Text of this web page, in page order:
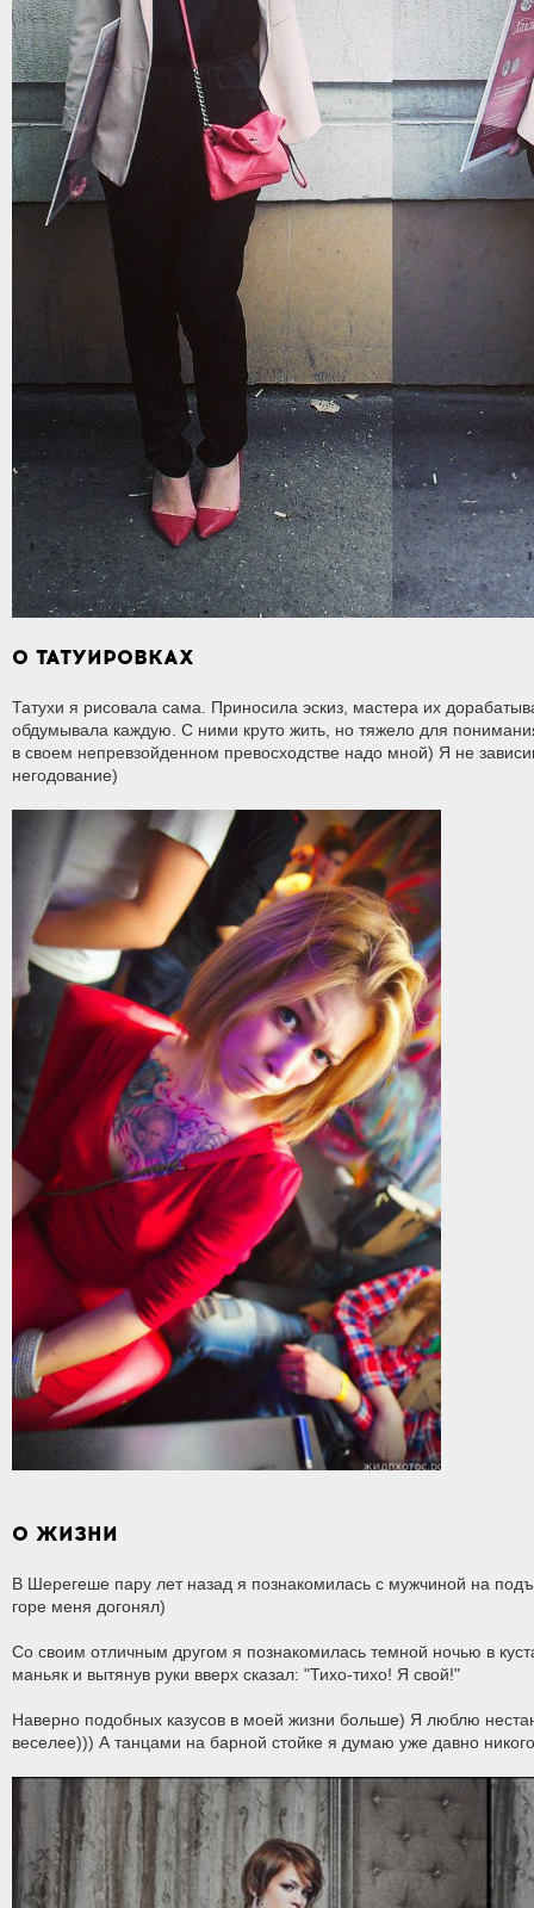
О ТАТУИРОВКАХ
Татухи я рисовала сама. Приносила эскиз, мастера их
обдумывала каждую. С ними круто жить, но тяжело для
в своем непревзойденном превосходстве надо мной) Я не
негодование)
О ЖИЗНИ
В Шерегеше пару лет назад я познакомилась с мужчиной на
горе меня догонял)
Со своим отличным другом я познакомилась темной ночью в
маньяк и вытянув руки вверх сказал: "Тихо-тихо! Я свой!"
Наверно подобных казусов в моей жизни больше) Я люблю
веселее))) А танцами на барной стойке я думаю уже давно